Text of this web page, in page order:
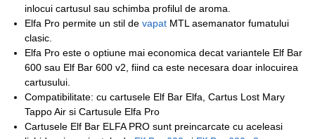
inlocui cartusul sau schimba profilul de aroma.
Elfa Pro permite un stil de vapat MTL asemanator fumatului
clasic.
Elfa Pro este o optiune mai economica decat variantele Elf Bar
600 sau Elf Bar 600 v2, fiind ca este necesara doar inlocuirea
cartusului.
Compatibilitate: cu cartusele Elf Bar Elfa, Cartus Lost Mary
Tappo Air si Cartusule Elfa Pro
Cartusele Elf Bar ELFA PRO sunt preincarcate cu aceleasi